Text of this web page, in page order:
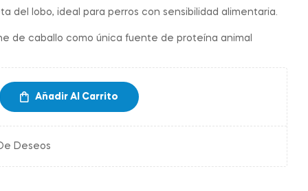
del lobo, ideal para perros con sensibilidad alimentaria.
de caballo como única fuente de proteína animal
Añadir Al Carrito
Deseos